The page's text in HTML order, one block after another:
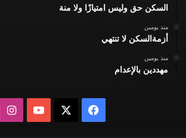
السكن حق وليس امتيازًا ولا منة
منذ يومين
أزمةالسكن لا تنتهي
منذ يومين
مهددين بالإعدام
فيسبوك يوتيوب